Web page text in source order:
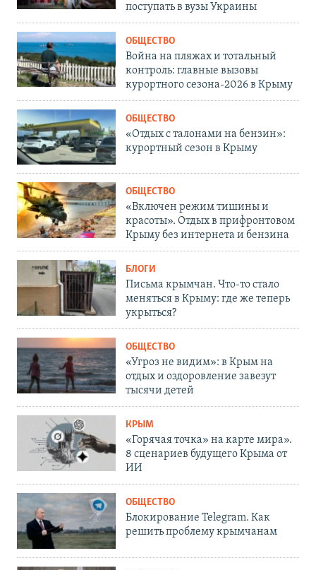
поступать в вузы Украины
ОБЩЕСТВО
Война на пляжах и тотальный
контроль: главные вызовы
курортного сезона-2026 в Крыму
ОБЩЕСТВО
«Отдых с талонами на бензин»:
курортный сезон в Крыму
ОБЩЕСТВО
«Включен режим тишины и
красоты». Отдых в прифронтовом
Крыму без интернета и бензина
БЛОГИ
Письма крымчан. Что-то стало
меняться в Крыму: где же теперь
укрыться?
ОБЩЕСТВО
«Угроз не видим»: в Крым на
отдых и оздоровление завезут
тысячи детей
КРЫМ
«Горячая точка» на карте мира».
8 сценариев будущего Крыма от
ИИ
ОБЩЕСТВО
Блокирование Telegram. Как
решить проблему крымчанам